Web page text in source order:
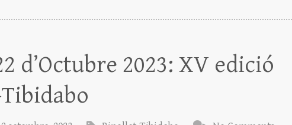
d’Octubre 2023: XV edició